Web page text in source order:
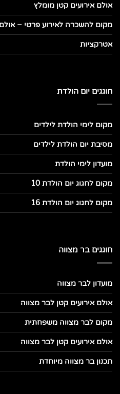
אולם אירועים קטן מומלץ
מקום להשכרה לאירוע פרטי –
אטרקציות
חוגגים יום הולדת
מקום לימי הולדת לילדים
מסיבת יום הולדת לילדים
מועדון לימי הולדת
מקום לחגוג יום הולדת 10
מקום לחגוג יום הולדת 16
חוגגים בר מצווה
מועדון לבר מצווה
אולם אירועים קטן לבר מצווה
מקום לבר מצווה משפחתית
אולם אירועים קטן לבר מצווה
תכנון בר מצווה מיוחדת